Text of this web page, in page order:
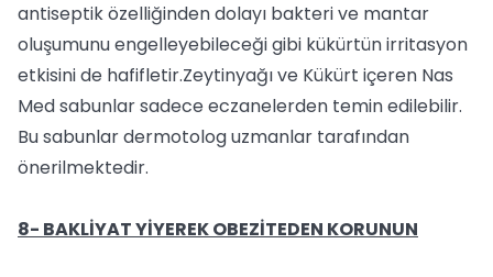
antiseptik özelliğinden dolayı bakteri ve mantar
oluşumunu engelleyebileceği gibi kükürtün irritasyon
etkisini de hafifletir.Zeytinyağı ve Kükürt içeren Nas
Med sabunlar sadece eczanelerden temin edilebilir.
Bu sabunlar dermotolog uzmanlar tarafından
önerilmektedir.
8- BAKLİYAT YİYEREK OBEZİTEDEN KORUNUN